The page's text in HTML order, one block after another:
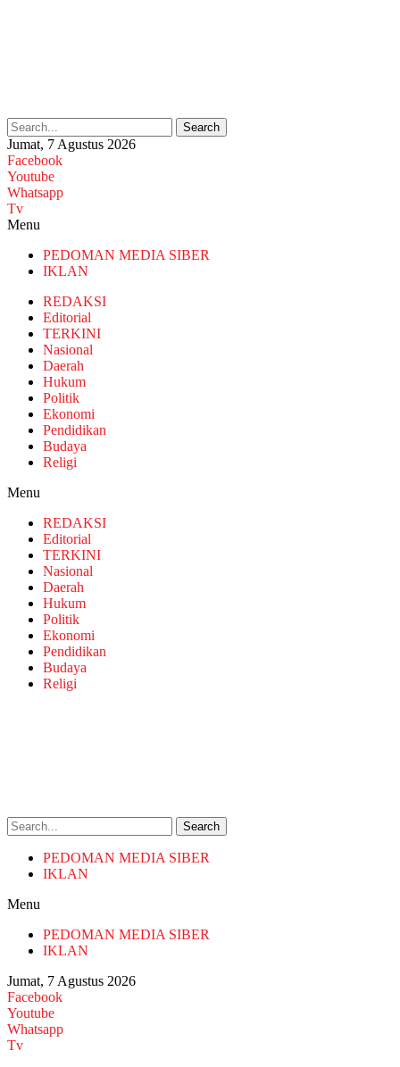
Search
Jumat, 7 Agustus 2026
Facebook
Youtube
Whatsapp
Tv
Menu
PEDOMAN MEDIA SIBER
IKLAN
REDAKSI
Editorial
TERKINI
Nasional
Daerah
Hukum
Politik
Ekonomi
Pendidikan
Budaya
Religi
Menu
REDAKSI
Editorial
TERKINI
Nasional
Daerah
Hukum
Politik
Ekonomi
Pendidikan
Budaya
Religi
Search
PEDOMAN MEDIA SIBER
IKLAN
Menu
PEDOMAN MEDIA SIBER
IKLAN
Jumat, 7 Agustus 2026
Facebook
Youtube
Whatsapp
Tv